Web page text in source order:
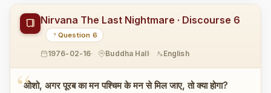
Nirvana The Last Nightmare · Discourse 6
Question 6
1976-02-16 Buddha Hall English
ओशो, अगर पूरब का मन पश्चिम के मन से मिल जाए, तो क्या होगा?